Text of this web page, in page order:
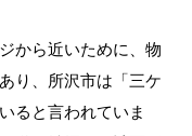
から近いために、物
り、所沢市は「三ケ
ると言われていま